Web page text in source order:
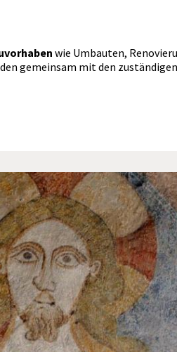
wie Umbauten,
gemeinsam mit den